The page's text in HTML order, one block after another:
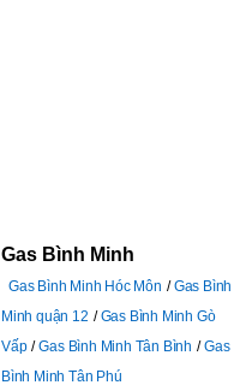
Gas Bình Minh
Gas Bình Minh Hóc Môn
Gas Bình
Minh quận 12
Gas Bình Minh Gò
Vấp
Gas Bình Minh Tân Bình
Gas
Bình Minh Tân Phú